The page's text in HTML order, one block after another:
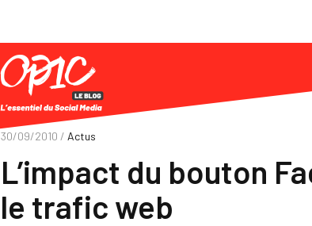
30/09/2010 / Actus
L’impact du bouton
le trafic web